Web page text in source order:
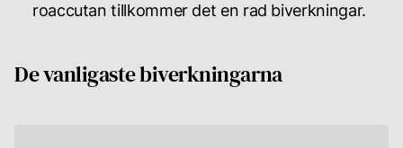
roaccutan tillkommer det en rad biverkningar.
De vanligaste biverkningarna